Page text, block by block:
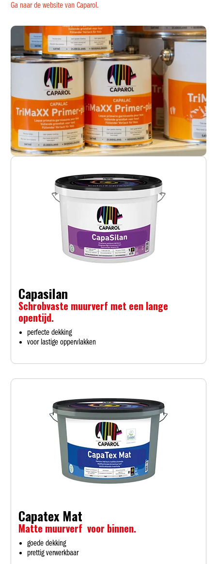
Ga naar de website van Caparol.
Capasilan
Schrobvaste muurverf met een lange
opentijd.
perfecte dekking
voor lastige oppervlakken
Capatex Mat
Matte muurverf voor binnen.
goede dekking
prettig verwerkbaar